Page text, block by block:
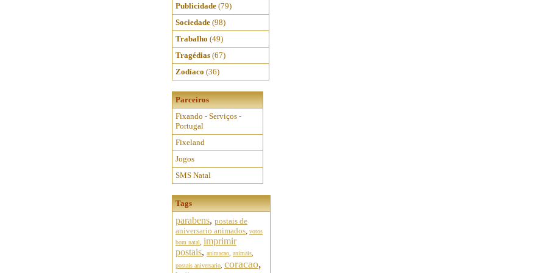
Publicidade (79)
Sociedade (98)
Trabalho (49)
Tragédias (67)
Zodíaco (36)
Parceiros
Fixando - Serviços -
Portugal
Fixeland
Jogos
SMS Natal
Tags
parabens, postais de
aniversario animados, votos
bom natal
imprimir
postais, animacao animais
postais aniversario coracao,